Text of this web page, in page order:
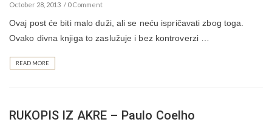
October 28, 2013 0 Comment
Ovaj post će biti malo duži, ali se neću ispričavati zbog toga.
Ovako divna knjiga to zaslužuje i bez kontroverzi …
READ MORE
RUKOPIS IZ AKRE – Paulo Coelho